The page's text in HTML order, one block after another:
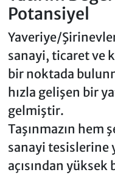
Potansiyel
Yaveriye/
sanayi, ticaret ve
bir noktada
hızla gelişen bir
gelmiştir.
Taşınmazın hem
sanayi tesislerine
açısından yüksek